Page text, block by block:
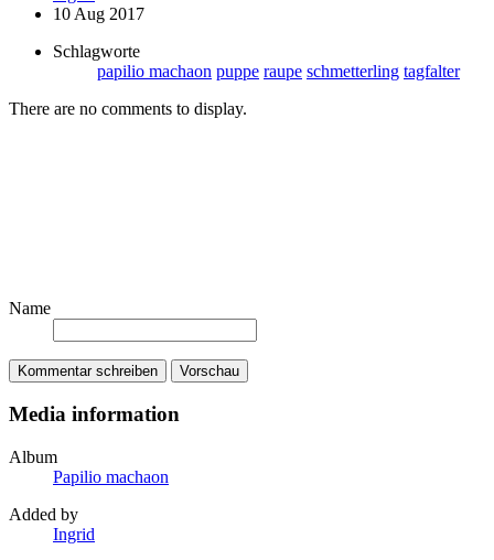
10 Aug 2017
Schlagworte
papilio machaon puppe raupe schmetterling tagfalter
There are no comments to display.
Name
Kommentar schreiben Vorschau
Media information
Album
Papilio machaon
Added by
Ingrid